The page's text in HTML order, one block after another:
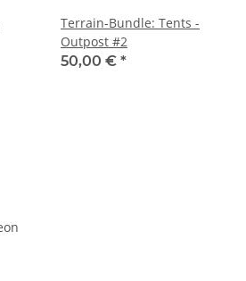
Terrain-Bundle: Tents -
Outpost #2
50,00 € *